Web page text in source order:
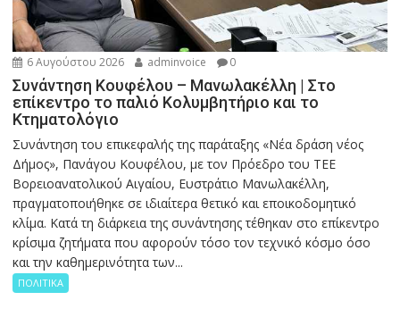
6 Αυγούστου 2026 adminvoice 0
Συνάντηση Κουφέλου – Μανωλακέλλη | Στο
επίκεντρο το παλιό Κολυμβητήριο και το
Κτηματολόγιο
Συνάντηση του επικεφαλής της παράταξης «Νέα δράση νέος
Δήμος», Πανάγου Κουφέλου, με τον Πρόεδρο του ΤΕΕ
Βορειοανατολικού Αιγαίου, Ευστράτιο Μανωλακέλλη,
πραγματοποιήθηκε σε ιδιαίτερα θετικό και εποικοδομητικό
κλίμα. Κατά τη διάρκεια της συνάντησης τέθηκαν στο επίκεντρο
κρίσιμα ζητήματα που αφορούν τόσο τον τεχνικό κόσμο όσο
και την καθημερινότητα των...
ΠΟΛΙΤΙΚΑ